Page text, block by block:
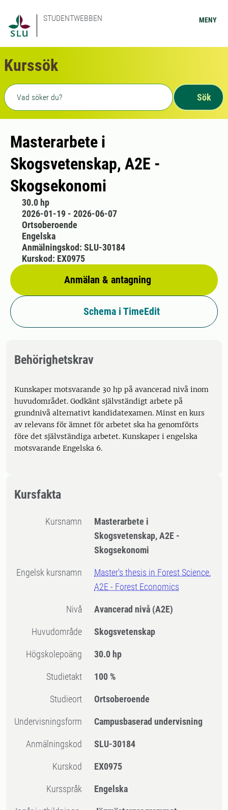
STUDENTWEBBEN MENY
Kurssök
Fritext sökning
Sök
Masterarbete i
Skogsvetenskap, A2E -
Skogsekonomi
30.0 hp
2026-01-19 - 2026-06-07
Ortsoberoende
Engelska
Anmälan & antagning
Anmälningskod: SLU-30184
Kurskod: EX0975
Schema i TimeEdit
Behörighetskrav
Kunskaper motsvarande 30 hp på avancerad nivå inom
huvudområdet. Godkänt självständigt arbete på
grundnivå alternativt kandidatexamen. Minst en kurs
av relevans för ämnet för arbetet ska ha genomförts
före det självständiga arbetet. Kunskaper i engelska
motsvarande Engelska 6.
Kursfakta
Kursnamn
Masterarbete i
Skogsvetenskap, A2E -
Skogsekonomi
Engelsk kursnamn
Master's thesis in Forest Science,
A2E - Forest Economics
Nivå Avancerad nivå (A2E)
Huvudområde Skogsvetenskap
högskolepoäng 30.0 hp
Studietakt 100 %
Studieort Ortsoberoende
Undervisningsform Campusbaserad undervisning
Anmälningskod SLU-30184
Kurskod EX0975
Kursspråk Engelska